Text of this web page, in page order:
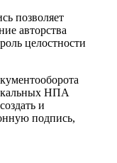
позволяет
авторства
целостности
НПА
и
подпись,